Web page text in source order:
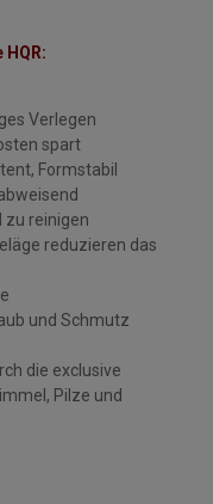
Verlegen
spart
Formstabil
zu reinigen
reduzieren das
und Schmutz
die exclusive
Pilze und